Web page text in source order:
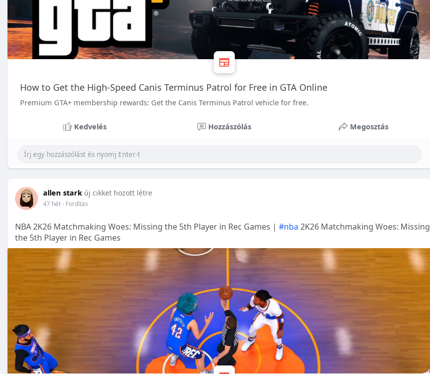
How to Get the High-Speed Canis Terminus Patrol for Free in GTA Online
Premium GTA+ membership rewards: Get the Canis Terminus Patrol vehicle for free.
Kedvelés Hozzászólás Megosztás
allen stark új cikket hozott létre
47 hét- Fordítás
NBA 2K26 Matchmaking Woes: Missing the 5th Player in Rec Games | #nba 2K26 Matchmaking Woes: Missing
the 5th Player in Rec Games